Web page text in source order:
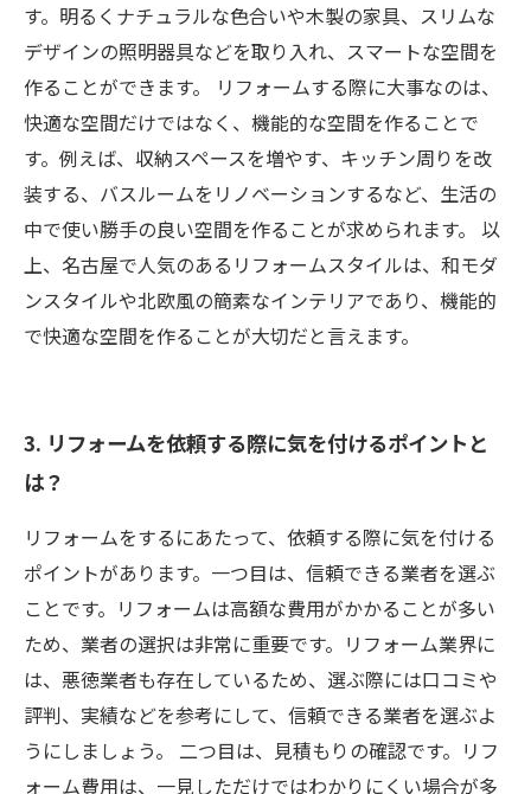
す。明るくナチュラルな色合いや木製の家具、スリムな
デザインの照明器具などを取り入れ、スマートな空間を
作ることができます。 リフォームする際に大事なのは、
快適な空間だけではなく、機能的な空間を作ることで
す。例えば、収納スペースを増やす、キッチン周りを改
装する、バスルームをリノベーションするなど、生活の
中で使い勝手の良い空間を作ることが求められます。 以
上、名古屋で人気のあるリフォームスタイルは、和モダ
ンスタイルや北欧風の簡素なインテリアであり、機能的
で快適な空間を作ることが大切だと言えます。
3. リフォームを依頼する際に気を付けるポイントと
は？
リフォームをするにあたって、依頼する際に気を付ける
ポイントがあります。一つ目は、信頼できる業者を選ぶ
ことです。リフォームは高額な費用がかかることが多い
ため、業者の選択は非常に重要です。リフォーム業界に
は、悪徳業者も存在しているため、選ぶ際には口コミや
評判、実績などを参考にして、信頼できる業者を選ぶよ
うにしましょう。 二つ目は、見積もりの確認です。リフ
ォーム費用は、一見しただけではわかりにくい場合が多